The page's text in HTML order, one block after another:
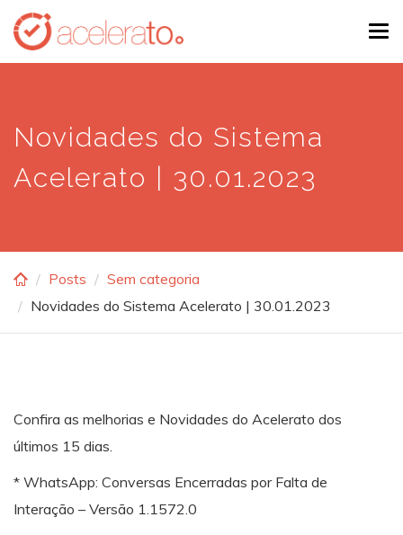
Skip
main
Novidades do Sistema
Acelerato | 30.01.2023
Posts
Sem categoria
Novidades do Sistema Acelerato | 30.01.2023
Confira as melhorias e Novidades do Acelerato dos
últimos 15 dias.
* WhatsApp: Conversas Encerradas por Falta de
Interação – Versão 1.1572.0